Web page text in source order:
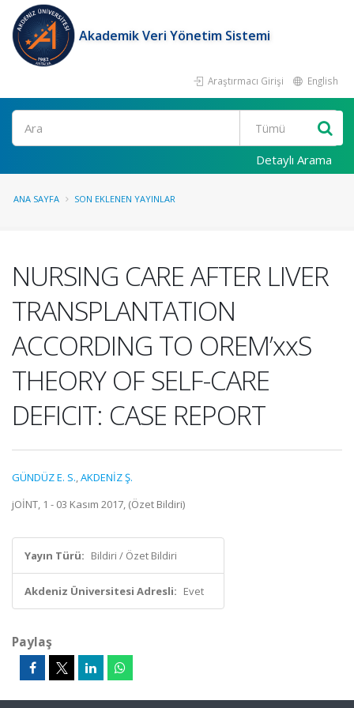
Akademik Veri Yönetim Sistemi
Araştırmacı Girişi English
Ara
Detaylı Arama
ANA SAYFA SON EKLENEN YAYINLAR
NURSING CARE AFTER LIVER
TRANSPLANTATION
ACCORDING TO OREM’xxS
THEORY OF SELF-CARE
DEFICIT: CASE REPORT
GÜNDÜZ E. S.,AKDENİZ Ş.
jOİNT, 1 - 03 Kasım 2017, (Özet Bildiri)
Yayın Türü: Bildiri / Özet Bildiri
Akdeniz Üniversitesi Adresli: Evet
Paylaş